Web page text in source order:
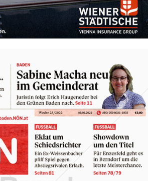
Bild-ID: 73968